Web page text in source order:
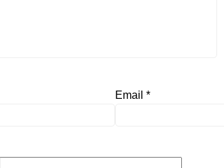
Email *